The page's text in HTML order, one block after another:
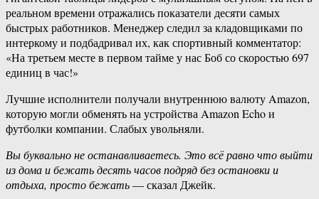
реальном времени отражались показатели десяти самых
быстрых работников. Менеджер следил за кладовщиками по
интеркому и подбадривал их, как спортивный комментатор:
«На третьем месте в первом тайме у нас Боб со скоростью 697
единиц в час!»
Лучшие исполнители получали внутреннюю валюту Amazon,
которую могли обменять на устройства Amazon Echo и
футболки компании. Слабых увольняли.
Вы буквально не останавливаетесь. Это всё равно что выйти
из дома и бежать десять часов подряд без остановки и
отдыха, просто бежать— сказал Джейк.